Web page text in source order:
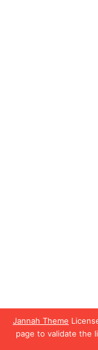
Jannah Theme
page to validate the
2023